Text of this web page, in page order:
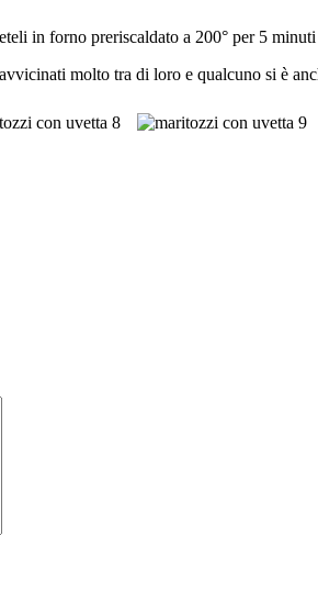
in forno preriscaldato a 200° per 5
molto tra di loro e qualcuno si è